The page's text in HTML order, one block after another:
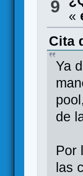
9
«
Cita
Ya
de
Por
las